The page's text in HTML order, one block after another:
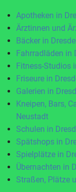
Apotheken in
Ärztinnen und
Bäcker in
Fahrradläden in
Fitness-Studios
Friseure in
Galerien in
Kneipen, Bars,
Neustadt
Schulen in
Spätshops in
Spielplätze in
Übernachten in
Straßen, Plätze